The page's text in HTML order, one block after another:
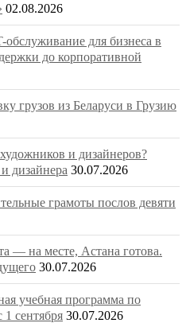
02.08.2026
для бизнеса в
до корпоративной
грузов из Беларуси в Грузию
и дизайнеров?
дизайнера 30.07.2026
грамоты послов девяти
— на месте, Астана готова.
30.07.2026
учебная программа по
сентября 30.07.2026